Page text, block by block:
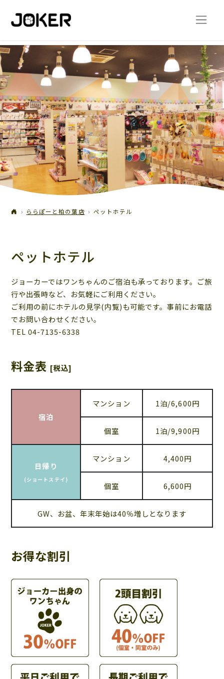
ららぽーと柏の葉店 ペットホテル
ペットホテル
ジョーカーではワンちゃんのご宿泊も承っております。ご旅
行や出張時など、お気軽にご利用ください。
ご利用の前にホテルの見学(内覧)も可能です。事前にお電話
でお問い合わせください。
TEL 04-7135-6338
料金表 [税込]
宿泊
マンション 1泊/6,600円
個室 1泊/9,900円
日帰り
(ショートステイ)
マンション 4,400円
個室 6,600円
GW、お盆、年末年始は40％増しとなります
お得な割引